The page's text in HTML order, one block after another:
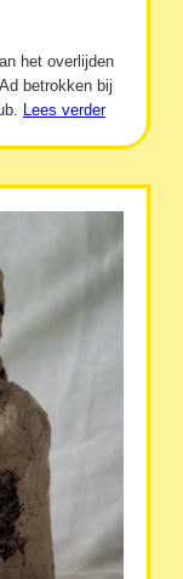
het overlijden
betrokken bij
Lees verder